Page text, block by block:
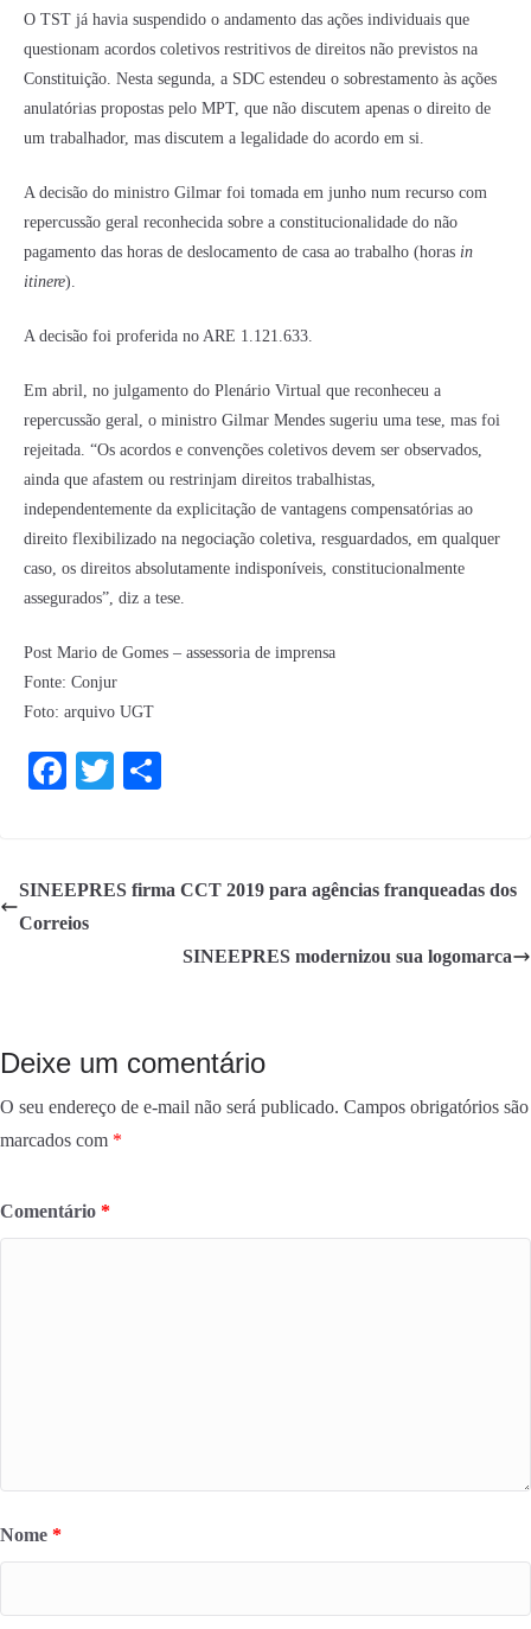
O TST já havia suspendido o andamento das ações individuais que
questionam acordos coletivos restritivos de direitos não previstos na
Constituição. Nesta segunda, a SDC estendeu o sobrestamento às ações
anulatórias propostas pelo MPT, que não discutem apenas o direito de
um trabalhador, mas discutem a legalidade do acordo em si.
A decisão do ministro Gilmar foi tomada em junho num recurso com
repercussão geral reconhecida sobre a constitucionalidade do não
pagamento das horas de deslocamento de casa ao trabalho (horas in
itinere).
A decisão foi proferida no ARE 1.121.633.
Em abril, no julgamento do Plenário Virtual que reconheceu a
repercussão geral, o ministro Gilmar Mendes sugeriu uma tese, mas foi
rejeitada. “Os acordos e convenções coletivos devem ser observados,
ainda que afastem ou restrinjam direitos trabalhistas,
independentemente da explicitação de vantagens compensatórias ao
direito flexibilizado na negociação coletiva, resguardados, em qualquer
caso, os direitos absolutamente indisponíveis, constitucionalmente
assegurados”, diz a tese.
Post Mario de Gomes – assessoria de imprensa
Fonte: Conjur
Foto: arquivo UGT
Fa
ok
T
r
SINEEPRES firma CCT 2019 para agências franqueadas dos
Correios
SINEEPRES modernizou sua logomarca
Deixe um comentário
O seu endereço de e-mail não será publicado. Campos obrigatórios são
marcados com *
Comentário *
Nome *